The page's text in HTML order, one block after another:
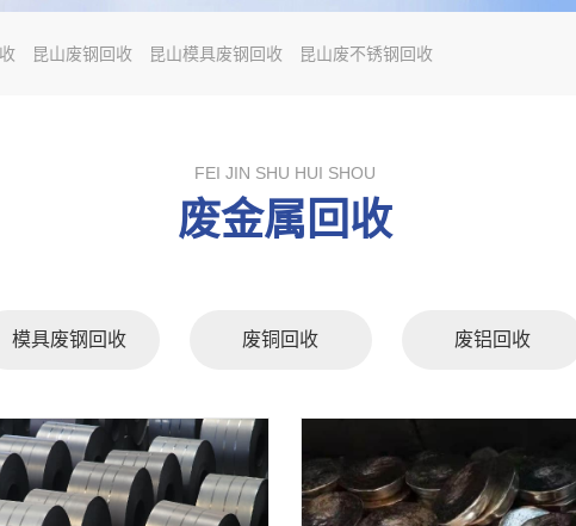
昆山废钢回收 昆山模具废钢回收 昆山废不锈钢回收
FEI JIN SHU HUI SHOU
废金属回收
模具废钢回收 废铜回收 废铝回收